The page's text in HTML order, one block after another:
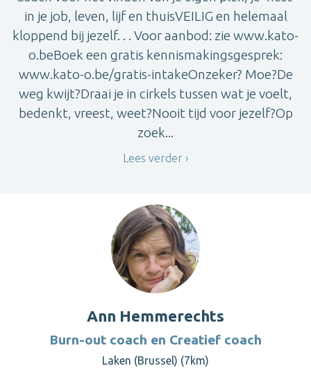
in je job, leven, lijf en thuisVEILIG en helemaal
kloppend bij jezelf. . . Voor aanbod: zie www.kato-
o.beBoek een gratis kennismakingsgesprek:
www.kato-o.be/gratis-intakeOnzeker? Moe?De
weg kwijt?Draai je in cirkels tussen wat je voelt,
bedenkt, vreest, weet?Nooit tijd voor jezelf?Op
zoek...
Lees verder
Ann Hemmerechts
Burn-out coach en Creatief coach
Laken (Brussel) (7km)